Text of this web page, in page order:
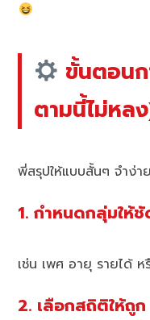
ขั้นตอนก
ตามนี้ไม่หล
พี่สรุปให้แบบสั้นๆ จำง่า
1. กำหนดกลุ่มให้
เช่น เพศ อายุ รายได้ ห
2. เลือกสถิติให้ถูก